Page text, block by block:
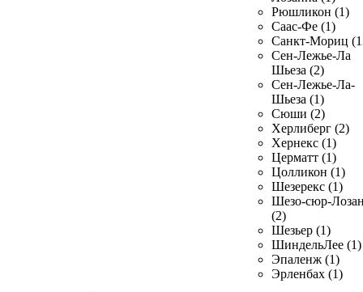
Рюшликон (1)
Саас-Фе (1)
Санкт-Мориц
Сен-Лежье-Ла
Шьеза (2)
Сен-Лежье-Ла-
Шьеза (1)
Сюши (2)
Херлиберг (2)
Хернекс (1)
Церматт (1)
Цолликон (1)
Шезерекс (1)
Шезо-сюр-
(2)
Шезьер (1)
ШиндельЛее (1)
Эпаленж (1)
Эрленбах (1)